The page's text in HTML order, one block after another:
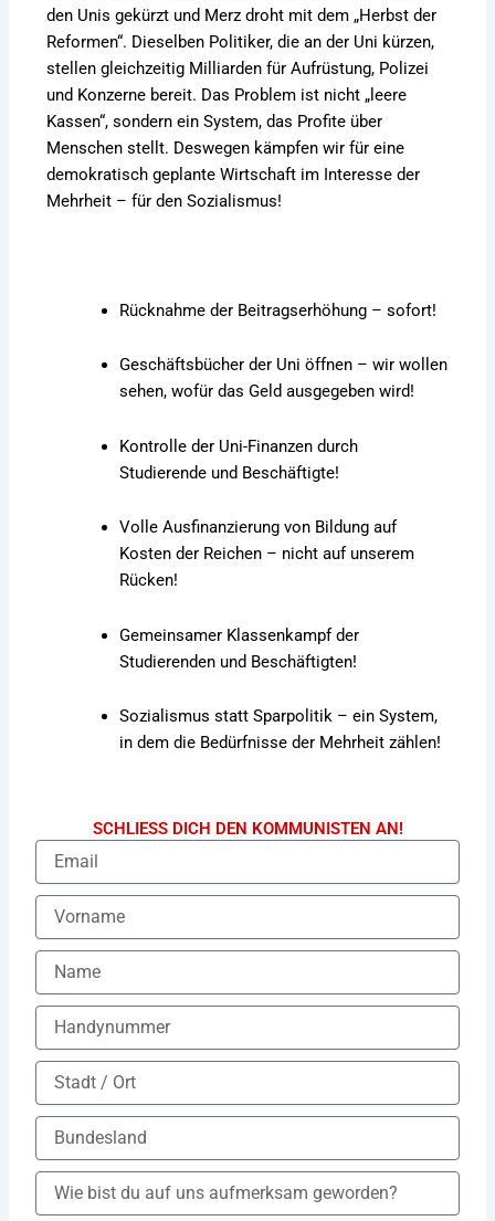
den Unis gekürzt und Merz droht mit dem „Herbst der
Reformen“. Dieselben Politiker, die an der Uni kürzen,
stellen gleichzeitig Milliarden für Aufrüstung, Polizei
und Konzerne bereit. Das Problem ist nicht „leere
Kassen“, sondern ein System, das Profite über
Menschen stellt. Deswegen kämpfen wir für eine
demokratisch geplante Wirtschaft im Interesse der
Mehrheit – für den Sozialismus!
Rücknahme der Beitragserhöhung – sofort!
Geschäftsbücher der Uni öffnen – wir wollen
sehen, wofür das Geld ausgegeben wird!
Kontrolle der Uni-Finanzen durch
Studierende und Beschäftigte!
Volle Ausfinanzierung von Bildung auf
Kosten der Reichen – nicht auf unserem
Rücken!
Gemeinsamer Klassenkampf der
Studierenden und Beschäftigten!
Sozialismus statt Sparpolitik – ein System,
in dem die Bedürfnisse der Mehrheit zählen!
SCHLIESS DICH DEN KOMMUNISTEN AN!